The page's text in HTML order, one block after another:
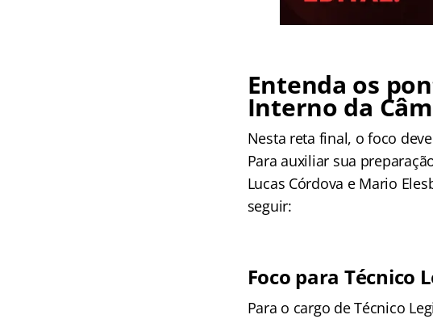
Entenda os
Interno da
Nesta reta final, o foco
Para auxiliar sua
Lucas Córdova e Mario
seguir:
Foco para Técnico
Para o cargo de Técnico